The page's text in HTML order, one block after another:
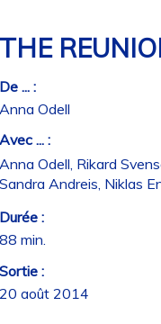
... :
Odell
... :
Odell, Rikard
Andreis, Niklas
:
min.
:
août 2014